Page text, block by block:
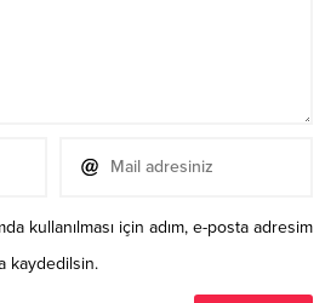
kullanılması için adım, e-posta adresim
kaydedilsin.